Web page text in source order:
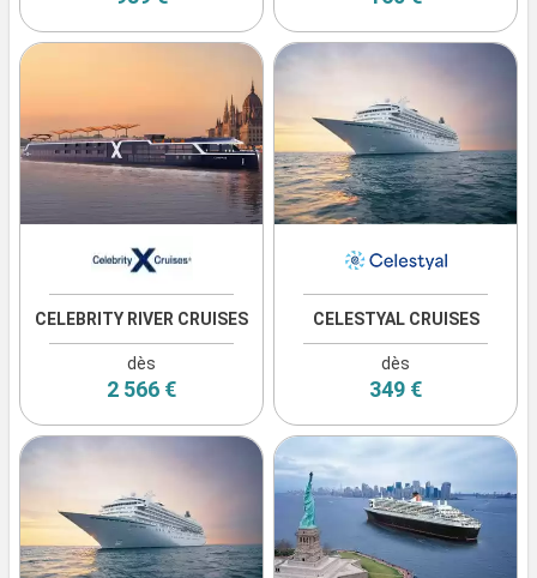
CELEBRITY RIVER CRUISES
dès
2 566 €
CELESTYAL CRUISES
dès
349 €